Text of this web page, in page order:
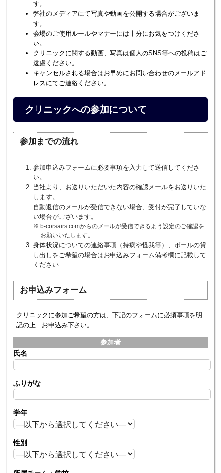
す。
弊社のメディアにて写真や動画を公開する場合がございま
す。
会場のご使用ルールやマナーには十分にお気をつけくださ
い。
クリニックに関する動画、写真は個人のSNS等への投稿はご
遠慮ください。
キャンセルされる場合はお早めにお問い合わせのメールアド
レスにてご連絡ください。
クリニックへの参加について
参加までの流れ
参加申込みフォームに必要事項を入力して送信してくださ
い。
当社より、お送りいただいた内容の確認メールをお送りいた
します。
自動返信のメールが受信できない場合、受付が完了していな
い場合がございます。
b-corsairs.comからのメールが受信できるよう設定のご確認を
お願いいたします。
身体状況についての連絡事項（持病や怪我等）、ボールの貸
し出しをご希望の場合はお申込みフォーム備考欄に記載して
ください
お申込みフォーム
クリニックに参加ご希望の方は、下記のフォームに必須事項を明
記の上、お申込み下さい。
参加者
氏名
ふりがな
学年
性別